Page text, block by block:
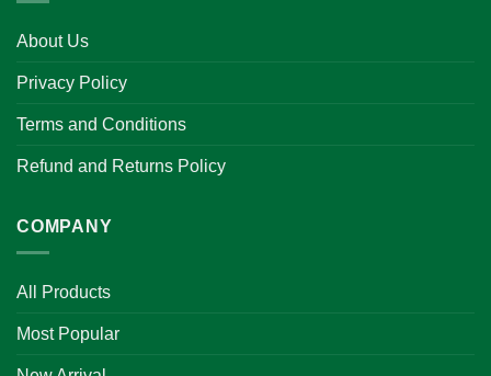
About Us
Privacy Policy
Terms and Conditions
Refund and Returns Policy
COMPANY
All Products
Most Popular